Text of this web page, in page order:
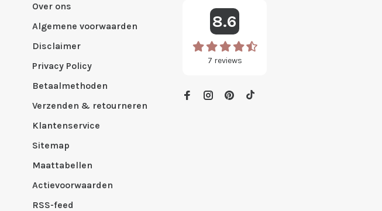
Over ons
Algemene voorwaarden
Disclaimer
Privacy Policy
Betaalmethoden
Verzenden & retourneren
Klantenservice
Sitemap
Maattabellen
Actievoorwaarden
RSS-feed
8.6
7 reviews